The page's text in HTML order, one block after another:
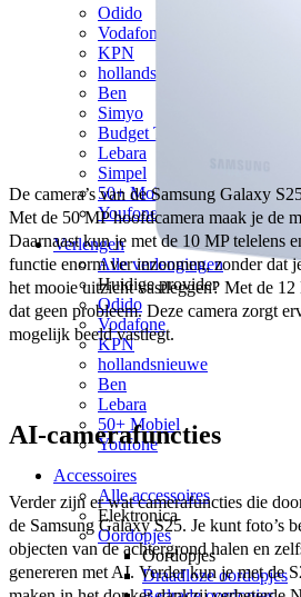
Odido
Vodafone
KPN
hollandsnieuwe
Ben
Simyo
Budget Thuis
Lebara
Simpel
50+ Mobiel
Youfone
Verlengen
Alle verlengingen
Huidige provider
Odido
Vodafone
KPN
hollandsnieuwe
Ben
Lebara
50+ Mobiel
Youfone
Accessoires
Alle accessoires
Elektronica
Oordopjes
Oordopjes
Draadloze oordopjes
De camera’s van de Samsung Galaxy
Met de 50 MP hoofdcamera maak je de
Daarnaast kun je met de 10 MP telelens
functie enorm ver inzoomen, zonder dat
het mooie uitzicht vastleggen? Met de
dat geen probleem. Deze camera zorgt
mogelijk beeld vastlegt.
AI-camerafuncties
Verder zijn er wat camerafuncties die
de Samsung Galaxy S25. Je kunt foto’s
objecten van de achtergrond halen en
genereren met AI. Verder kun je met de